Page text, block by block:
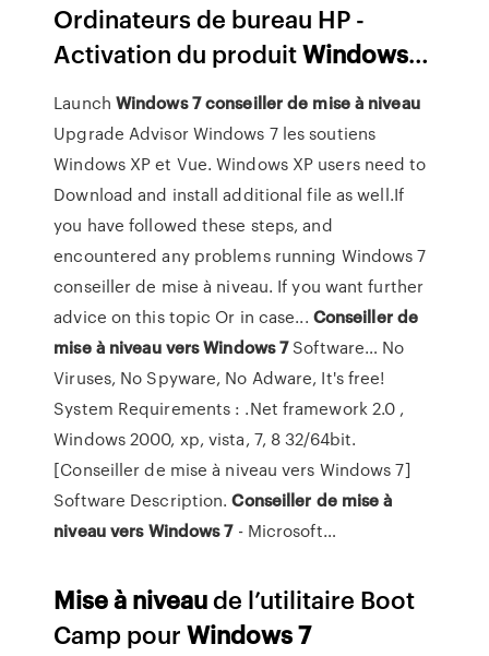
Ordinateurs de bureau HP -
Activation du produitWindows…
Launch Windows 7conseillerde miseà niveau
Upgrade Advisor Windows 7 les soutiens
Windows XP et Vue. Windows XP users need to
Download and install additional file as well.If
you have followed these steps, and
encountered any problems running Windows 7
conseiller de mise à niveau. If you want further
advice on this topic Or in case... Conseiller de
mise à niveau versWindows7Software… No
Viruses, No Spyware, No Adware, It's free!
System Requirements : .Net framework 2.0 ,
Windows 2000, xp, vista, 7, 8 32/64bit.
[Conseiller de mise à niveau vers Windows 7]
Software Description.Conseiller de mise à
niveauvers Windows7- Microsoft…
Miseà niveaude l’utilitaire Boot
Camp pourWindows7